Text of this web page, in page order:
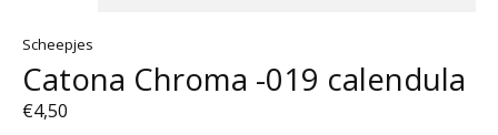
Scheepjes
Catona Chroma -019 calendula
€4,50